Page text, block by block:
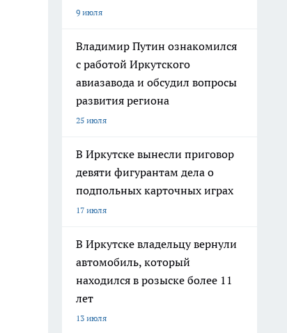
9 июля
Владимир Путин ознакомился
с работой Иркутского
авиазавода и обсудил вопросы
развития региона
25 июля
В Иркутске вынесли приговор
девяти фигурантам дела о
подпольных карточных играх
17 июля
В Иркутске владельцу вернули
автомобиль, который
находился в розыске более 11
лет
13 июля